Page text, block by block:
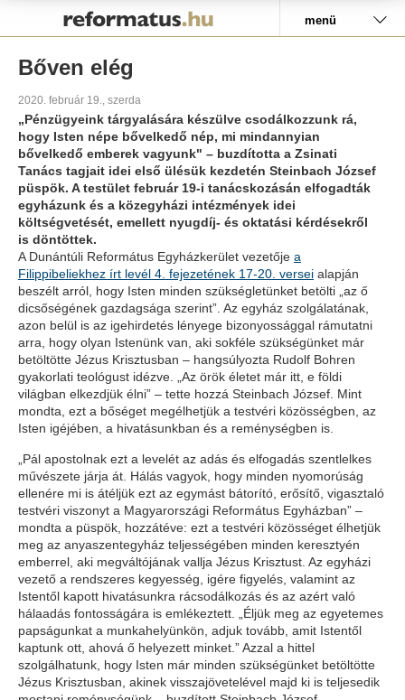
menü
Bőven elég
2020. február 19., szerda
„Pénzügyeink tárgyalására készülve csodálkozzunk rá,
hogy Isten népe bővelkedő nép, mi mindannyian
bővelkedő emberek vagyunk" – buzdította a Zsinati
Tanács tagjait idei első ülésük kezdetén Steinbach József
püspök. A testület február 19-i tanácskozásán elfogadták
egyházunk és a közegyházi intézmények idei
költségvetését, emellett nyugdíj- és oktatási kérdésekről
is döntöttek.
A Dunántúli Református Egyházkerület vezetője a
Filippibeliekhez írt levél 4. fejezetének 17-20. versei alapján
beszélt arról, hogy Isten minden szükségletünket betölti „az ő
dicsőségének gazdagsága szerint”. Az egyház szolgálatának,
azon belül is az igehirdetés lényege bizonyossággal rámutatni
arra, hogy olyan Istenünk van, aki sokféle szükségünket már
betöltötte Jézus Krisztusban – hangsúlyozta Rudolf Bohren
gyakorlati teológust idézve. „Az örök életet már itt, e földi
világban elkezdjük élni” – tette hozzá Steinbach József. Mint
mondta, ezt a bőséget megélhetjük a testvéri közösségben, az
Isten igéjében, a hivatásunkban és a reménységben is.
„Pál apostolnak ezt a levelét az adás és elfogadás szentlelkes
művészete járja át. Hálás vagyok, hogy minden nyomorúság
ellenére mi is átéljük ezt az egymást bátorító, erősítő, vigasztaló
testvéri viszonyt a Magyarországi Református Egyházban” –
mondta a püspök, hozzátéve: ezt a testvéri közösséget élhetjük
meg az anyaszentegyház teljességében minden keresztyén
emberrel, aki megváltójának vallja Jézus Krisztust. Az egyházi
vezető a rendszeres kegyesség, igére figyelés, valamint az
Istentől kapott hivatásunkra rácsodálkozás és az azért való
hálaadás fontosságára is emlékeztett. „Éljük meg az egyetemes
papságunkat a munkahelyünkön, adjuk tovább, amit Istentől
kaptunk ott, ahová ő helyezett minket.” Azzal a hittel
szolgálhatunk, hogy Isten már minden szükségünket betöltötte
Jézus Krisztusban, akinek visszajövetelével majd ki is teljesedik